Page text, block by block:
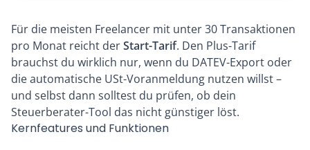
Für die meisten Freelancer mit unter 30 Transaktionen
pro Monat reicht derStart-Tarif. Den Plus-Tarif
brauchst du wirklich nur, wenn du DATEV-Export oder
die automatische USt-Voranmeldung nutzen willst –
und selbst dann solltest du prüfen, ob dein
Steuerberater-Tool das nicht günstiger löst.
Kernfeatures und Funktionen